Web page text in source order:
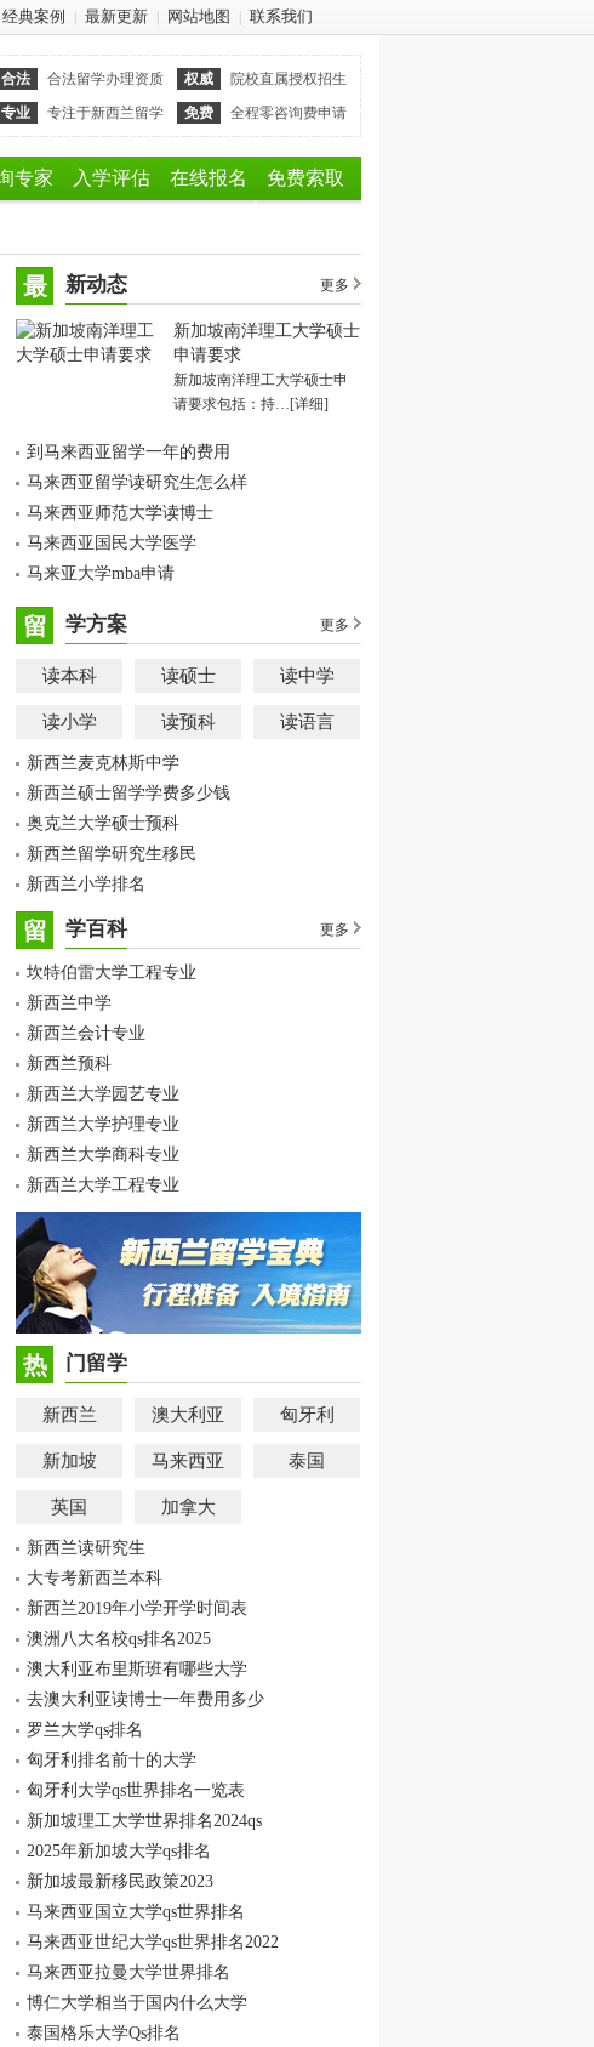
经典案例 最新更新 网站地图 联系我们
合法 合法留学办理资质 权威
院校直属授权招生
专业
专注于新西兰留学 免费 全程零咨询费申请
专家 入学评估 在线报名 免费索取
最 新动态 更多
新加坡南洋理工大学硕士
申请要求
新加坡南洋理工大学硕士申
请要求包括：持…[详细]
到马来西亚留学一年的费用
马来西亚留学读研究生怎么样
马来西亚师范大学读博士
马来西亚国民大学医学
马来亚大学mba申请
留 学方案 更多
读本科 读硕士 读中学
读小学 读预科 读语言
新西兰麦克林斯中学
新西兰硕士留学学费多少钱
奥克兰大学硕士预科
新西兰留学研究生移民
新西兰小学排名
留 学百科 更多
坎特伯雷大学工程专业
新西兰中学
新西兰会计专业
新西兰预科
新西兰大学园艺专业
新西兰大学护理专业
新西兰大学商科专业
新西兰大学工程专业
热 门留学
新西兰 澳大利亚 匈牙利
新加坡 马来西亚 泰国
英国 加拿大
新西兰读研究生
大专考新西兰本科
新西兰2019年小学开学时间表
澳洲八大名校qs排名2025
澳大利亚布里斯班有哪些大学
去澳大利亚读博士一年费用多少
罗兰大学qs排名
匈牙利排名前十的大学
匈牙利大学qs世界排名一览表
新加坡理工大学世界排名2024qs
2025年新加坡大学qs排名
新加坡最新移民政策2023
马来西亚国立大学qs世界排名
马来西亚世纪大学qs世界排名2022
马来西亚拉曼大学世界排名
博仁大学相当于国内什么大学
泰国格乐大学Qs排名